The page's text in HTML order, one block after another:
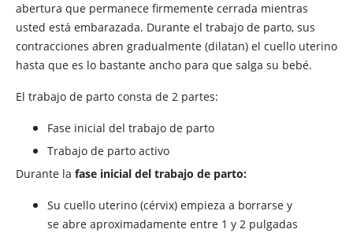
abertura que permanece firmemente cerrada mientras
usted está embarazada. Durante el trabajo de parto, sus
contracciones abren gradualmente (dilatan) el cuello uterino
hasta que es lo bastante ancho para que salga su bebé.
El trabajo de parto consta de 2 partes:
Fase inicial del trabajo de parto
Trabajo de parto activo
Durante la fase inicial del trabajo de parto:
Su cuello uterino (cérvix) empieza a borrarse y
se abre aproximadamente entre 1 y 2 pulgadas